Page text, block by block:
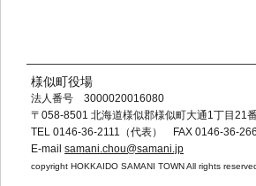
様似町役場
法人番号 3000020016080
〒058-8501 北海道様似郡様似町大通1丁目21
TEL 0146-36-2111（代表） FAX 0146-36-
E-mail samani.chou@samani.jp
copyright HOKKAIDO SAMANI TOWN All rights